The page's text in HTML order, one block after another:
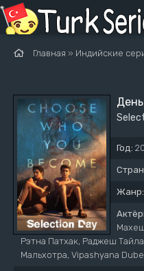
Главная » Индийские
Год:
Жанр:
Рэтна Патхак, Раджеш
Мальхотра, Vipashyana